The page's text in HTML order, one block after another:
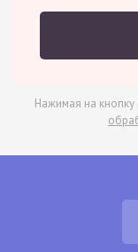
Нажимая на кнопку